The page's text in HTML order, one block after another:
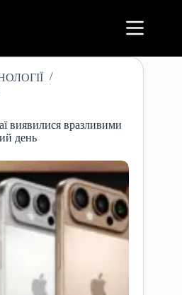
виявилися вразливими
день